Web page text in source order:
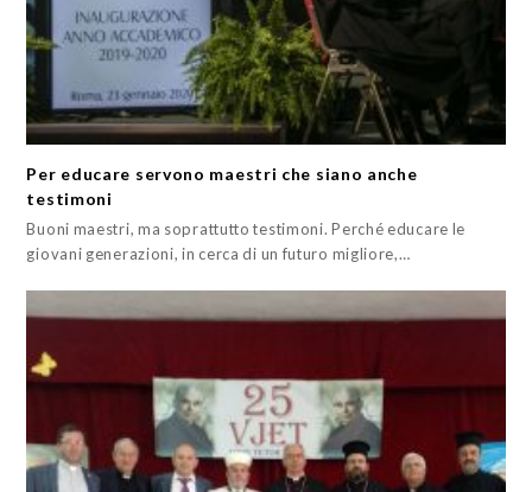
Per educare servono maestri che siano anche
testimoni
Buoni maestri, ma soprattutto testimoni. Perché educare le
giovani generazioni, in cerca di un futuro migliore,…